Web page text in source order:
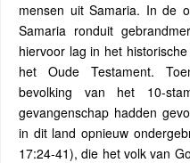
mensen uit Samaria. In de
Samaria ronduit
hiervoor lag in het
het Oude Testament.
bevolking van het 10-
gevangenschap hadden
in dit land opnieuw
17:24-41), die het volk van